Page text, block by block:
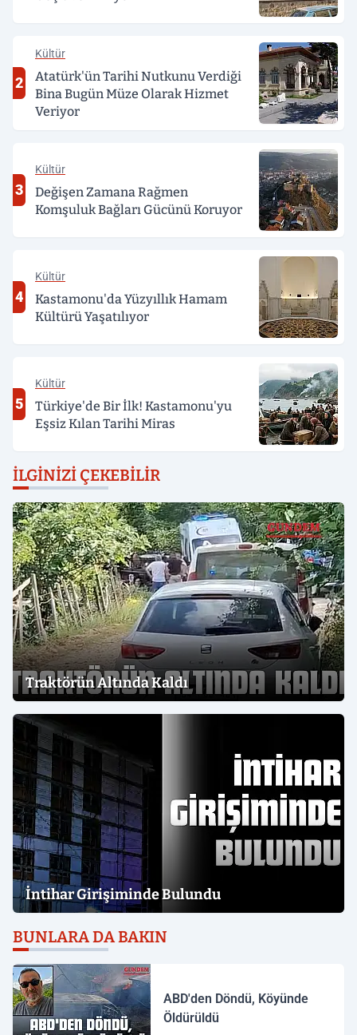
2
Kültür
Atatürk'ün Tarihi Nutkunu Verdiği
Bina Bugün Müze Olarak Hizmet
Veriyor
3
Kültür
Değişen Zamana Rağmen
Komşuluk Bağları Gücünü Koruyor
4
Kültür
Kastamonu'da Yüzyıllık Hamam
Kültürü Yaşatılıyor
5
Kültür
Türkiye'de Bir İlk! Kastamonu'yu
Eşsiz Kılan Tarihi Miras
İLGINIZI ÇEKEBILIR
Traktörün Altında Kaldı
İntihar Girişiminde Bulundu
BUNLARA DA BAKIN
ABD'den Döndü, Köyünde
Öldürüldü